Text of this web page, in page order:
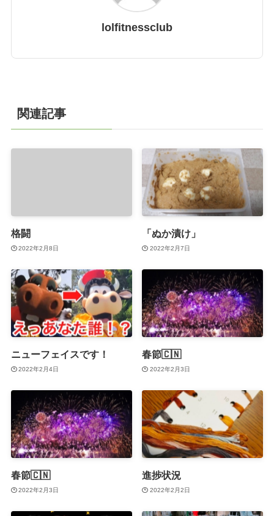
lolfitnessclub
関連記事
格闘
2022年2月8日
「ぬか漬け」
2022年2月7日
ニューフェイスです！
2022年2月4日
春節🇨🇳
2022年2月3日
春節🇨🇳
2022年2月3日
進捗状況
2022年2月2日